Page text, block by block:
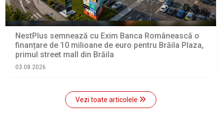
NestPlus semnează cu Exim Banca Românească o
finanțare de 10 milioane de euro pentru Brăila Plaza,
primul street mall din Brăila
03.08.2026
Vezi toate articolele